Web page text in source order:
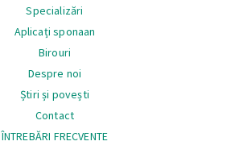
Specializări
Aplicați sponaan
Birouri
Despre noi
Știri și povești
Contact
ÎNTREBĂRI FRECVENTE